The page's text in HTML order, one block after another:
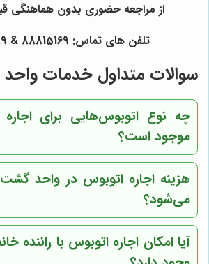
از مراجعه حضوری بدون هماهنگی
تلفن های تماس: 88815169 & 88813689
سوالات متداول خدمات
چه نوع اتوبوس‌هایی برای
موجود است؟
هزینه اجاره اتوبوس در واحد
می‌شود؟
آیا امکان اجاره اتوبوس با راننده